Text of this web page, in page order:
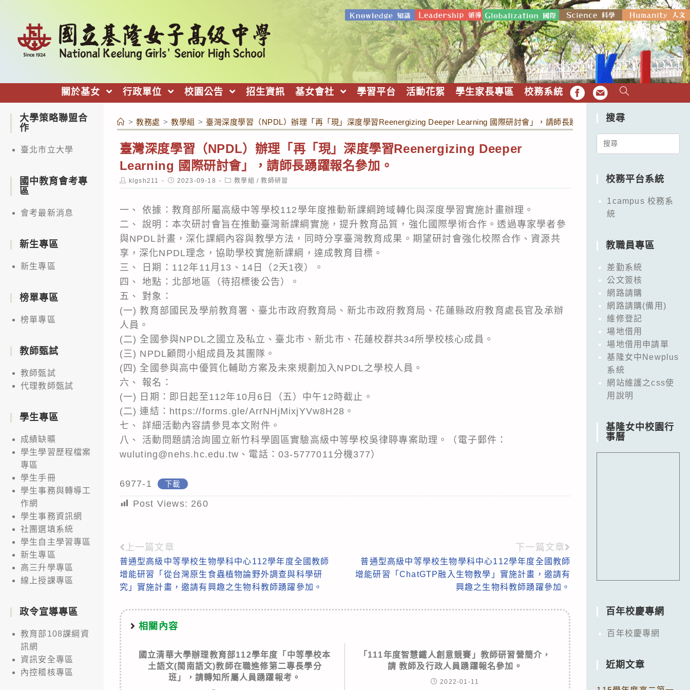
關於基女 行政單位 校園公告 招生資訊 基女會社 學習平台 活動花絮 學生家長專區 校務系統 FB EMAIL
> 教務處 > 教學組 > 臺灣深度學習（NPDL）辦理「再「現」深度學習Reenergizing Deeper Learning 國際研討會」，請師長踴躍報名參加。
臺灣深度學習（NPDL）辦理「再「現」深度學習Reenergizing Deeper
Learning 國際研討會」，請師長踴躍報名參加。
Post
author:
klgsh211
Post
published:
2023-09-18
Post
category:
教學組 / 教師研習
一、 依據：教育部所屬高級中等學校112學年度推動新課綱跨域轉化與深度學習實施計畫辦理。
二、 說明：本次研討會旨在推動臺灣新課綱實施，提升教育品質，強化國際學術合作。透過專家學者參
與NPDL計畫，深化課綱內容與教學方法，同時分享臺灣教育成果。期望研討會強化校際合作、資源共
享，深化NPDL理念，協助學校實施新課綱，達成教育目標。
三、 日期：112年11月13、14日（2天1夜）。
四、 地點：北部地區（待招標後公告）。
五、 對象：
(一) 教育部國民及學前教育署、臺北市政府教育局、新北市政府教育局、花蓮縣政府教育處長官及承辦
人員。
(二) 全國參與NPDL之國立及私立、臺北市、新北市、花蓮校群共34所學校核心成員。
(三) NPDL顧問小組成員及其團隊。
(四) 全國參與高中優質化輔助方案及未來規劃加入NPDL之學校人員。
六、 報名：
(一) 日期：即日起至112年10月6日（五）中午12時截止。
(二) 連結：https://forms.gle/ArrNHjMixjYVw8H28。
七、 詳細活動內容請參見本文附件。
八、 活動問題請洽詢國立新竹科學園區實驗高級中等學校吳律聤專案助理。（電子郵件：
wuluting@nehs.hc.edu.tw、電話：03-5777011分機377）
6977-1 下載
Post Views: 260
Read
more
articles
上一篇文章
普通型高級中等學校生物學科中心112學年度全國教師
增能研習「從台灣原生食蟲植物論野外調查與科學研
究」實施計畫，邀請有興趣之生物科教師踴躍參加。
下一篇文章
普通型高級中等學校生物學科中心112學年度全國教師
增能研習「ChatGTP融入生物教學」實施計畫，邀請有
興趣之生物科教師踴躍參加。
相關內容
國立清華大學辦理教育部112學年度「中等學校本
土語文(閩南語文)教師在職進修第二專長學分
班」，請轉知所屬人員踴躍報考。
「111年度智慧鐵人創意競賽」教師研習營簡介，
請 教師及行政人員踴躍報名參加。
2022-01-11
大學策略聯盟合
作
臺北市立大學
國中教育會考專
區
會考最新消息
新生專區
新生專區
榜單專區
榜單專區
教師甄試
教師甄試
代理教師甄試
學生專區
成績缺曠
學生學習歷程檔案
專區
學生手冊
學生事務與轉導工
作網
學生事務資訊網
社團選填系統
學生自主學習專區
新生專區
高三升學專區
線上授課專區
政令宣導專區
教育部108課綱資
訊網
資訊安全專區
內控稽核專區
搜尋
Search
校務平台系統
1campus 校務系
統
教職員專區
差勤系統
公文簽核
網路請購
網路請購(備用)
維修登記
場地借用
場地借用申請單
基隆女中Newplus
系統
網站維護之css使
用說明
基隆女中校園行
事曆
百年校慶專網
百年校慶專網
近期文章